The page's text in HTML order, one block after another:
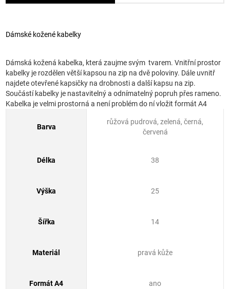
Dámské kožené kabelky
Dámská kožená kabelka, která zaujme svým tvarem. Vnitřní prostor
kabelky je rozdělen větší kapsou na zip na dvě poloviny. Dále uvnitř
najdete otevřené kapsičky na drobnosti a další kapsu na zip.
Součástí kabelky je nastavitelný a odnímatelný popruh přes rameno.
Kabelka je velmi prostorná a není problém do ní vložit formát A4
Barva
růžová pudrová, zelená, černá,
červená
Délka 38
Výška 25
Šířka 14
Materiál pravá kůže
Formát A4 ano